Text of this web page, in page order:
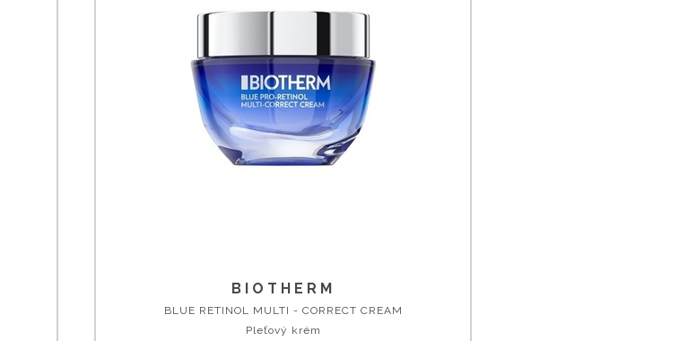
BIOTHERM
BLUE RETINOL MULTI - CORRECT CREAM
Pleťový krém